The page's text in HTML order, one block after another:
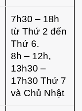
7h30 – 18h
từ Thứ 2 đến
Thứ 6.
8h – 12h,
13h30 –
17h30 Thứ 7
và Chủ Nhật